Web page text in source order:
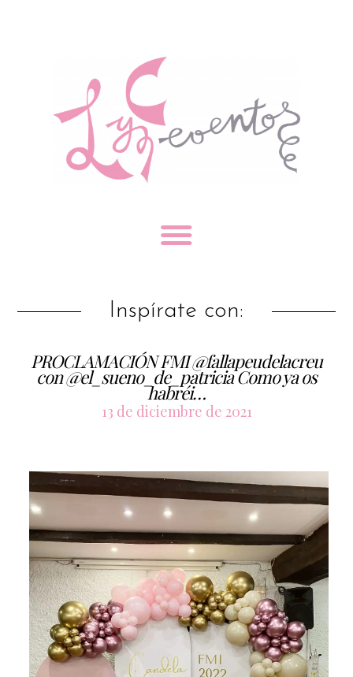
Inspírate con:
PROCLAMACIÓN FMI @fallapeudelacreu
con @el_sueno_de_patricia Como ya os
habréi…
13 de diciembre de 2021